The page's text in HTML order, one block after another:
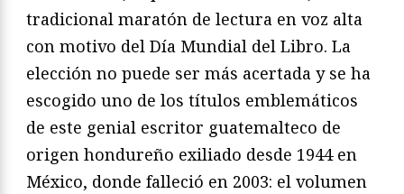
tradicional maratón de lectura en voz alta
con motivo del Día Mundial del Libro. La
elección no puede ser más acertada y se ha
escogido uno de los títulos emblemáticos
de este genial escritor guatemalteco de
origen hondureño exiliado desde 1944 en
México, donde falleció en 2003: el volumen